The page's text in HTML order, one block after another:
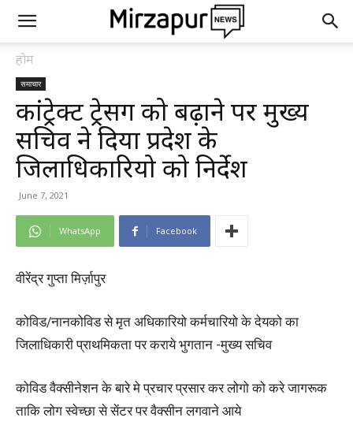
होम
समाचार
कांट्रेक्ट ट्रेसिंग को बढ़ाने पर मुख्य
सचिव ने दिया प्रदेश के
जिलाधिकारियो को निर्देश
June 7, 2021
WhatsApp Facebook
वीरेंद्र गुप्ता मिर्ज़ापुर
कोविड/नानकोविड से मृत अधिकारियो कर्मचारियो के देयको का
जिलाधिकारी प्राथमिकता पर कराये भुगतान -मुख्य सचिव
कोविड वैक्सीनेशन के बारे मे प्रचार प्रसार कर लोगो को करे जागरूक
ताकि लोग स्वेच्छा से सेंटर पर वैक्सीन लगवाने आये